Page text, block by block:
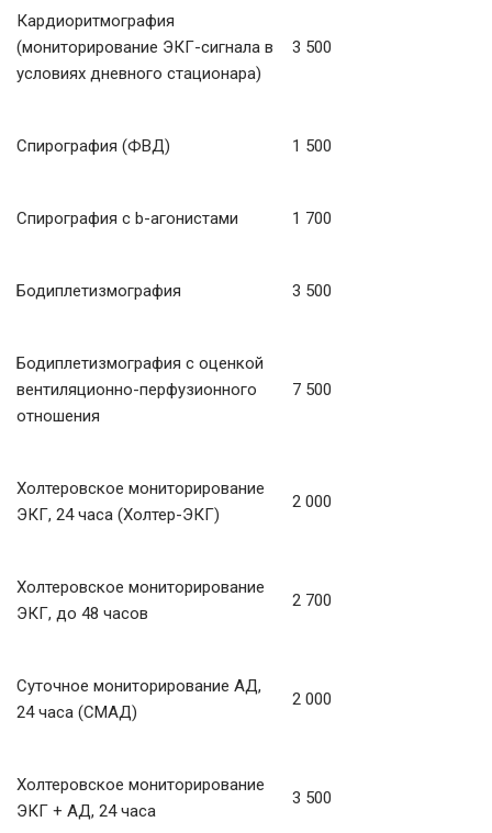
Кардиоритмография
(мониторирование ЭКГ-сигнала в
условиях дневного стационара)
3 500
Спирография (ФВД) 1 500
Спирография с b-агонистами 1 700
Бодиплетизмография 3 500
Бодиплетизмография с оценкой
вентиляционно-перфузионного
отношения
7 500
Холтеровское мониторирование
ЭКГ, 24 часа (Холтер-ЭКГ)
2 000
Холтеровское мониторирование
ЭКГ, до 48 часов
2 700
Суточное мониторирование АД,
24 часа (СМАД)
2 000
Холтеровское мониторирование
ЭКГ + АД, 24 часа
3 500